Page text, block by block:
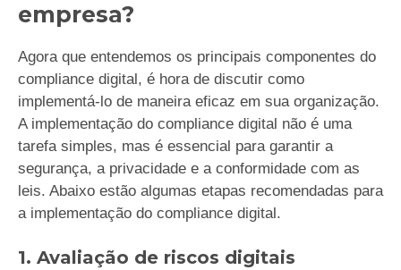
empresa?
Agora que entendemos os principais componentes do
compliance digital, é hora de discutir como
implementá-lo de maneira eficaz em sua organização.
A implementação do compliance digital não é uma
tarefa simples, mas é essencial para garantir a
segurança, a privacidade e a conformidade com as
leis. Abaixo estão algumas etapas recomendadas para
a implementação do compliance digital.
1. Avaliação de riscos digitais